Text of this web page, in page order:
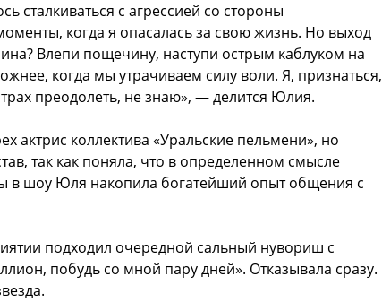
сталкиваться с агрессией со стороны
когда я опасалась за свою жизнь. Но выход
Влепи пощечину, наступи острым каблуком на
когда мы утрачиваем силу воли. Я, признаться,
преодолеть, не знаю», — делится Юлия.
актрис коллектива «Уральские пельмени», но
так как поняла, что в определенном смысле
в шоу Юля накопила богатейший опыт общения с
подходил очередной сальный нувориш с
побудь со мной пару дней». Отказывала сразу.